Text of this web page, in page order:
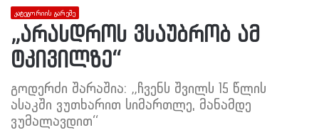
კატეგორიის გარეშე
„არასდროს ვსაუბრობ ამ
ტკივილზე“
გოდერძი შარაშია: „ჩვენს შვილს 15 წლის
ასაკში ვუთხარით სიმართლე, მანამდე
ვუმალავდით“